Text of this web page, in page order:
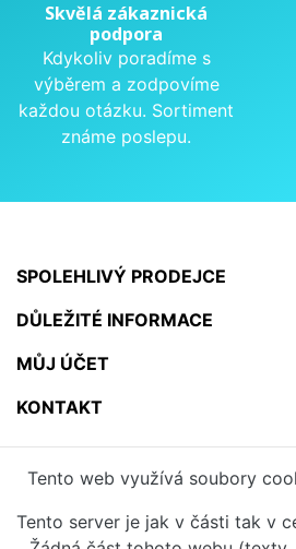
Skvělá zákaznická
podpora
Kdykoliv poradíme s
výběrem a zodpovíme
každou otázku. Sortiment
známe poslepu.
SPOLEHLIVÝ PRODEJCE
DŮLEŽITÉ INFORMACE
MŮJ ÚČET
KONTAKT
Tento web využívá soubory
Tento server je jak v části tak v